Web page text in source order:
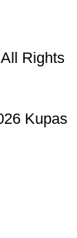
Rights
Kupas